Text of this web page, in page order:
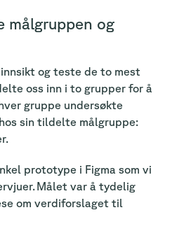
målgruppen og
og teste de to mest
oss inn i to grupper for å
gruppe undersøkte
sin tildelte målgruppe:
prototype i Figma som vi
Målet var å tydelig
om verdiforslaget til